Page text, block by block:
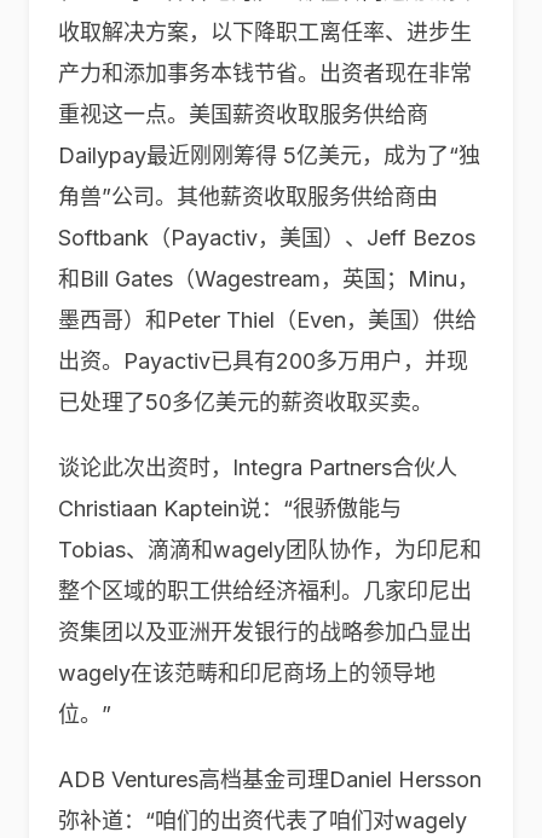
收取解决方案，以下降职工离任率、进步生
产力和添加事务本钱节省。出资者现在非常
重视这一点。美国薪资收取服务供给商
Dailypay最近刚刚筹得 5亿美元，成为了“独
角兽”公司。其他薪资收取服务供给商由
Softbank（Payactiv，美国）、Jeff Bezos
和Bill Gates（Wagestream，英国；Minu，
墨西哥）和Peter Thiel（Even，美国）供给
出资。Payactiv已具有200多万用户，并现
已处理了50多亿美元的薪资收取买卖。
谈论此次出资时，Integra Partners合伙人
Christiaan Kaptein说：“很骄傲能与
Tobias、滴滴和wagely团队协作，为印尼和
整个区域的职工供给经济福利。几家印尼出
资集团以及亚洲开发银行的战略参加凸显出
wagely在该范畴和印尼商场上的领导地
位。”
ADB Ventures高档基金司理Daniel Hersson
弥补道：“咱们的出资代表了咱们对wagely